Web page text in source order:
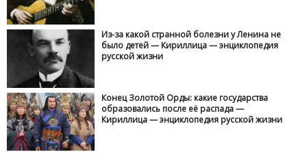
Из-за какой странной болезни у Ленина не
было детей — Кириллица — энциклопедия
русской жизни
Конец Золотой Орды: какие государства
образовались после её распада —
Кириллица — энциклопедия русской жизни